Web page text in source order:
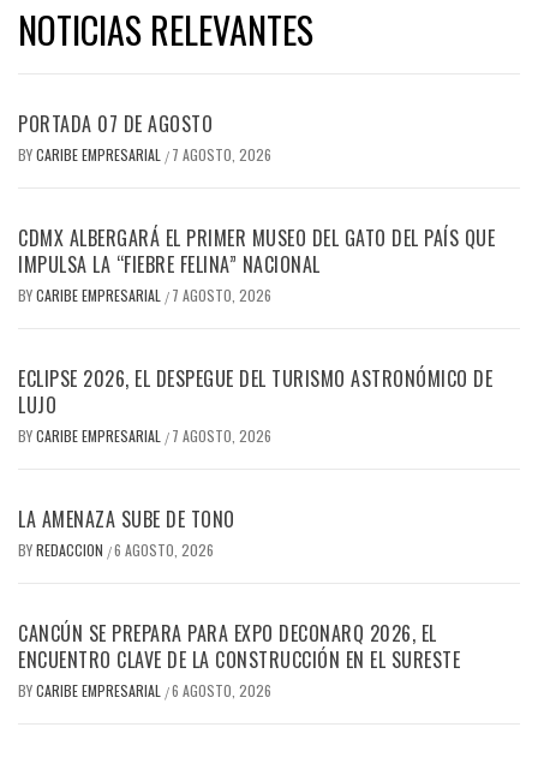
NOTICIAS RELEVANTES
PORTADA 07 DE AGOSTO
BYCARIBE EMPRESARIAL / 7 AGOSTO, 2026
CDMX ALBERGARÁ EL PRIMER MUSEO DEL GATO DEL PAÍS QUE
IMPULSA LA “FIEBRE FELINA” NACIONAL
BYCARIBE EMPRESARIAL / 7 AGOSTO, 2026
ECLIPSE 2026, EL DESPEGUE DEL TURISMO ASTRONÓMICO DE
LUJO
BYCARIBE EMPRESARIAL / 7 AGOSTO, 2026
LA AMENAZA SUBE DE TONO
BYREDACCION /6 AGOSTO, 2026
CANCÚN SE PREPARA PARA EXPO DECONARQ 2026, EL
ENCUENTRO CLAVE DE LA CONSTRUCCIÓN EN EL SURESTE
BYCARIBE EMPRESARIAL /6 AGOSTO, 2026